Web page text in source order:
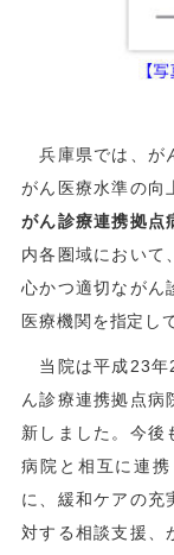
兵庫県では、が
がん医療水準の向
がん診療連携拠点
内各圏域において
心かつ適切ながん
医療機関を指定し
当院は平成23年
ん診療連携拠点病
新しました。今後
病院と相互に連
に、緩和ケアの充
対する相談支援、